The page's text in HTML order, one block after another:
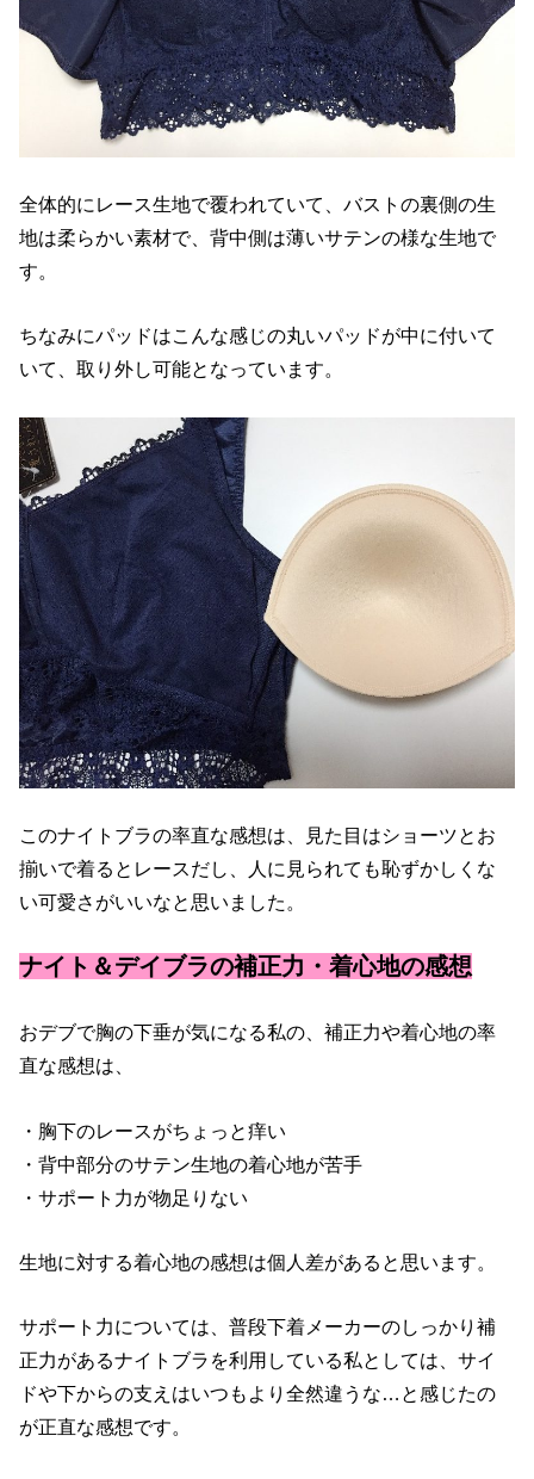
全体的にレース生地で覆われていて、バストの裏側の生
地は柔らかい素材で、背中側は薄いサテンの様な生地で
す。
ちなみにパッドはこんな感じの丸いパッドが中に付いて
いて、取り外し可能となっています。
このナイトブラの率直な感想は、見た目はショーツとお
揃いで着るとレースだし、人に見られても恥ずかしくな
い可愛さがいいなと思いました。
ナイト＆デイブラの補正力・着心地の感想
おデブで胸の下垂が気になる私の、補正力や着心地の率
直な感想は、
・胸下のレースがちょっと痒い
・背中部分のサテン生地の着心地が苦手
・サポート力が物足りない
生地に対する着心地の感想は個人差があると思います。
サポート力については、普段下着メーカーのしっかり補
正力があるナイトブラを利用している私としては、サイ
ドや下からの支えはいつもより全然違うな…と感じたの
が正直な感想です。